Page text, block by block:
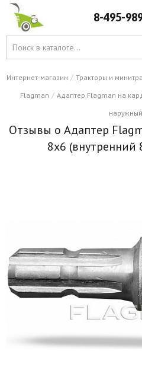
8-495-
Интернет-магазин / Тракторы и
Flagman / Адаптер Flagman на
Отзывы о Адаптер
8х6 (внутренний